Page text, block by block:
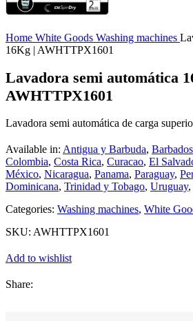
Home White Goods Washing machines
16Kg | AWHTTPX1601
Lavadora semi automática
AWHTTPX1601
Lavadora semi automática de carga
Available in: Antigua y Barbuda, Barbados
Colombia, Costa Rica, Curacao, El
México, Nicaragua, Panama, Paraguay,
Dominicana, Trinidad y Tobago, Uruguay,
Categories: Washing machines, White
SKU: AWHTTPX1601
Add to wishlist
Share: